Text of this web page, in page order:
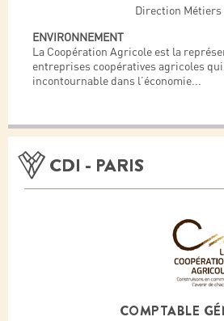
Direction
ENVIRONNEMENT
La Coopération Agricole est la
entreprises coopératives agricoles
incontournable dans l’économie...
CDI - PARIS
COMPTABLE